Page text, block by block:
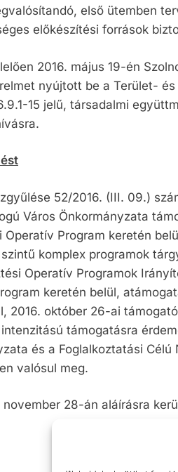
első ütemben
előkészítési források
2016. május 19-én
nyújtott be a Terület-
15 jelű, társadalmi
52/2016. (III. 09.)
Város Önkormányzata
Program keretén
komplex programok
Operatív Programok
keretén belül,
2016. október 26-ai
támogatásra
és a Foglalkoztatási Célú
valósul meg.
28-án aláírásra